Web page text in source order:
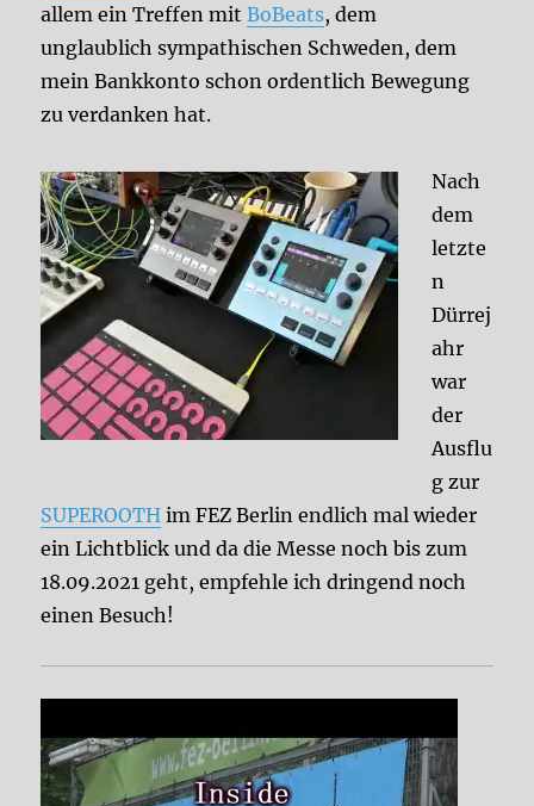
allem ein Treffen mitBoBeats, dem
unglaublich sympathischen Schweden, dem
mein Bankkonto schon ordentlich Bewegung
zu verdanken hat.
Nach
dem
letzte
n
Dürrej
ahr
war
der
Ausflu
g zur
SUPEROOTH im FEZ Berlin endlich mal wieder
ein Lichtblick und da die Messe noch bis zum
18.09.2021 geht, empfehle ich dringend noch
einen Besuch!